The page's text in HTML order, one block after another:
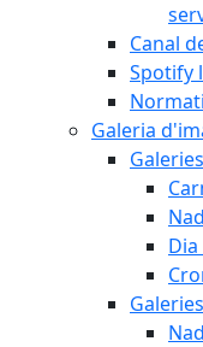
Canal
Spotify
Galeria